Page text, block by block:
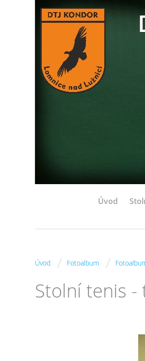
Úvod
Úvod / Fotoalbum /
Stolní tenis -